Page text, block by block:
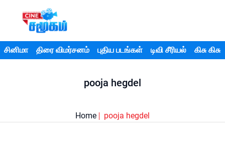
சினிமா திரை விமர்சனம் புதிய படங்கள் டிவி சீரியல் கிசு கிசு
pooja hegdel
Home pooja hegdel